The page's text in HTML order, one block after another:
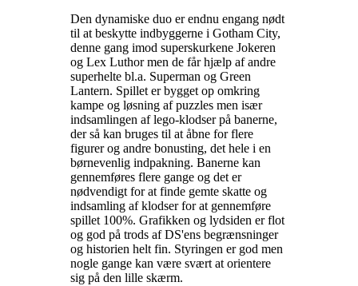
Den dynamiske duo er endnu engang nødt
til at beskytte indbyggerne i Gotham City,
denne gang imod superskurkene Jokeren
og Lex Luthor men de får hjælp af andre
superhelte bl.a. Superman og Green
Lantern. Spillet er bygget op omkring
kampe og løsning af puzzles men især
indsamlingen af lego-klodser på banerne,
der så kan bruges til at åbne for flere
figurer og andre bonusting, det hele i en
børnevenlig indpakning. Banerne kan
gennemføres flere gange og det er
nødvendigt for at finde gemte skatte og
indsamling af klodser for at gennemføre
spillet 100%. Grafikken og lydsiden er flot
og god på trods af DS'ens begrænsninger
og historien helt fin. Styringen er god men
nogle gange kan være svært at orientere
sig på den lille skærm.